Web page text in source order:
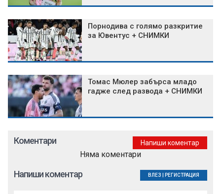
Порнодива с голямо разкритие
за Ювентус + СНИМКИ
Томас Мюлер забърса младо
гадже след развода + СНИМКИ
Коментари Напиши коментар
Няма коментари
Напиши коментар ВЛЕЗ РЕГИСТРАЦИЯ